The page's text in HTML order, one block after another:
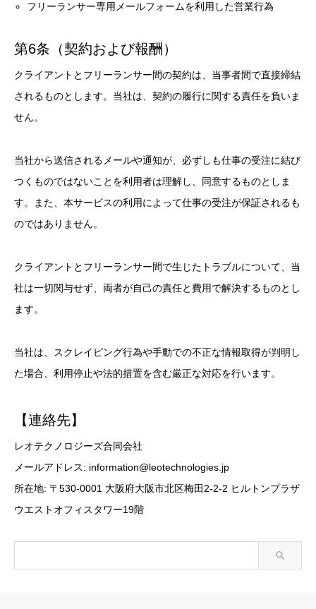
フリーランサー専用メールフォームを利用した営業行為
第6条（契約および報酬）
クライアントとフリーランサー間の契約は、当事者間で直接締結
されるものとします。当社は、契約の履行に関する責任を負いま
せん。
当社から送信されるメールや通知が、必ずしも仕事の受注に結び
つくものではないことを利用者は理解し、同意するものとしま
す。また、本サービスの利用によって仕事の受注が保証されるも
のではありません。
クライアントとフリーランサー間で生じたトラブルについて、当
社は一切関与せず、両者が自己の責任と費用で解決するものとし
ます。
当社は、スクレイピング行為や手動での不正な情報取得が判明し
た場合、利用停止や法的措置を含む厳正な対応を行います。
【連絡先】
レオテクノロジーズ合同会社
メールアドレス: information@leotechnologies.jp
所在地: 〒530-0001 大阪府大阪市北区梅田2-2-2 ヒルトンプラザ
ウエストオフィスタワー19階